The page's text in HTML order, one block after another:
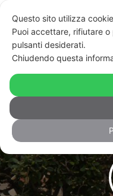
L’unione falla
che
Questo sito utilizza
Puoi accettare, rifiutare
pulsanti desiderati.
Chiudendo questa